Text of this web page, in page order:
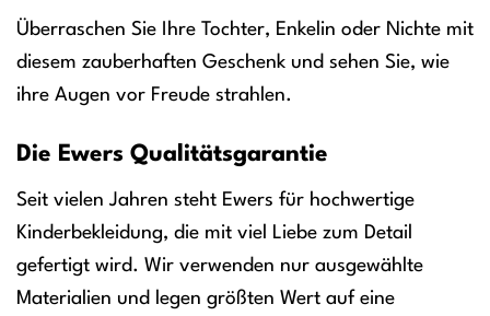
Überraschen Sie Ihre Tochter, Enkelin oder Nichte mit
diesem zauberhaften Geschenk und sehen Sie, wie
ihre Augen vor Freude strahlen.
Die Ewers Qualitätsgarantie
Seit vielen Jahren steht Ewers für hochwertige
Kinderbekleidung, die mit viel Liebe zum Detail
gefertigt wird. Wir verwenden nur ausgewählte
Materialien und legen größten Wert auf eine